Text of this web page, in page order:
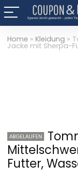
Home » Kleidung »
Jacke mit Sherpa-
ABGELAUFEN
Futter,